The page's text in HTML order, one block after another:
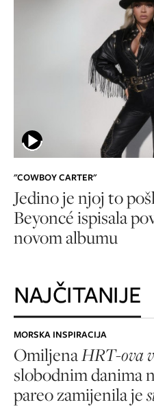
"COWBOY CARTER"
Jedino je njoj to
Beyoncé ispisala
novom albumu
NAJČITANIJE
MORSKA INSPIRACIJA
OmiljenaHRT-ova
slobodnim danima
pareo zamijenila je